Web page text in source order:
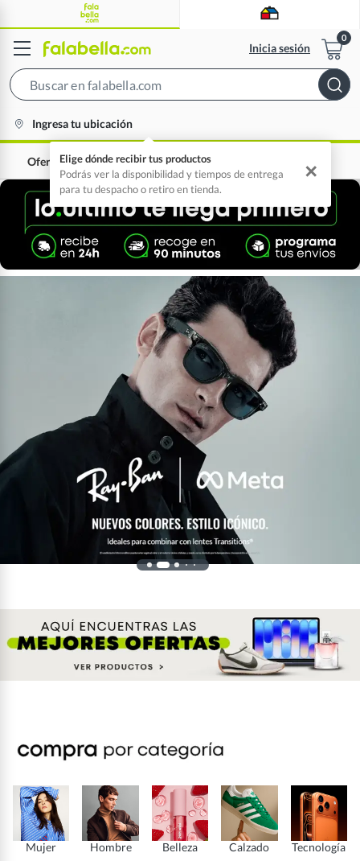
Inicia sesión
location-
icon
Ingresa tu ubicación
Elige dónde recibir tus productos
Podrás ver la disponibilidad y tiempos de entrega
para tu despacho o retiro en tienda.
✕
Ofertas 0% interés
Mujer Hombre Belleza Calzado Tecnología